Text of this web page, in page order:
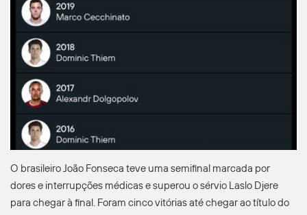
O brasileiro João Fonseca teve uma semifinal marcada por
dores e interrupções médicas e superou o sérvio Laslo Djere
para chegar à final. Foram cinco vitórias até chegar ao título do